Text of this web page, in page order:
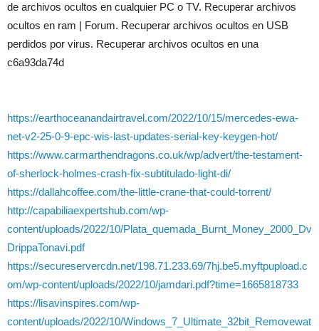
de archivos ocultos en cualquier PC o TV. Recuperar archivos
ocultos en ram | Forum. Recuperar archivos ocultos en USB
perdidos por virus. Recuperar archivos ocultos en una
c6a93da74d
https://earthoceanandairtravel.com/2022/10/15/mercedes-ewa-
net-v2-25-0-9-epc-wis-last-updates-serial-key-keygen-hot/
https://www.carmarthendragons.co.uk/wp/advert/the-testament-
of-sherlock-holmes-crash-fix-subtitulado-light-di/
https://dallahcoffee.com/the-little-crane-that-could-torrent/
http://capabiliaexpertshub.com/wp-
content/uploads/2022/10/Plata_quemada_Burnt_Money_2000_Dv
DrippaTonavi.pdf
https://secureservercdn.net/198.71.233.69/7hj.be5.myftpupload.c
om/wp-content/uploads/2022/10/jamdari.pdf?time=1665818733
https://lisavinspires.com/wp-
content/uploads/2022/10/Windows_7_Ultimate_32bit_Removewat